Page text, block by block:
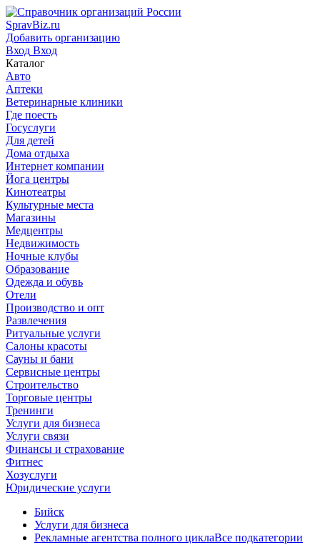
SpravBiz.ru
Добавить организацию
Вход Вход
Каталог
Авто
Аптеки
Ветеринарные клиники
Где поесть
Госуслуги
Для детей
Дома отдыха
Интернет компании
Йога центры
Кинотеатры
Культурные места
Магазины
Медцентры
Недвижимость
Ночные клубы
Образование
Одежда и обувь
Отели
Производство и опт
Развлечения
Ритуальные услуги
Салоны красоты
Сауны и бани
Сервисные центры
Строительство
Торговые центры
Тренинги
Услуги для бизнеса
Услуги связи
Финансы и страхование
Фитнес
Хозуслуги
Юридические услуги
Бийск
Услуги для бизнеса
Рекламные агентства полного циклаВсе подкатегории